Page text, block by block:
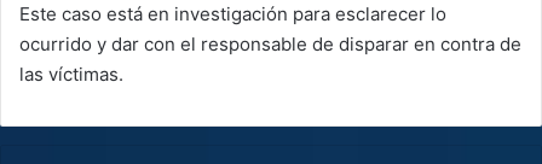
Este caso está en investigación para esclarecer lo
ocurrido y dar con el responsable de disparar en contra de
las víctimas.